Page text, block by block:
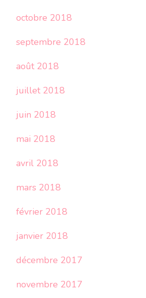
octobre 2018
septembre 2018
août 2018
juillet 2018
juin 2018
mai 2018
avril 2018
mars 2018
février 2018
janvier 2018
décembre 2017
novembre 2017